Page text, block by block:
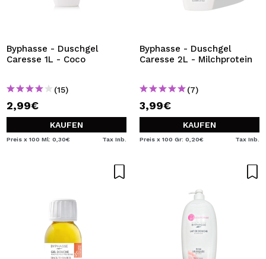
Byphasse - Duschgel
Caresse 1L - Coco
(15)
2,99€
KAUFEN
Preis x 100 Ml: 0,30€ Tax Inb.
Byphasse - Duschgel
Caresse 2L - Milchprotein
(7)
3,99€
KAUFEN
Preis x 100 Gr: 0,20€ Tax Inb.